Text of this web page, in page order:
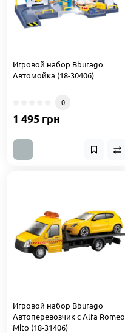
Игровой набор Bburago
Автомойка (18-30406)
0
1 495 грн
Игровой набор Bburago
Автоперевозчик с Alfa Romeo
Mito (18-31406)